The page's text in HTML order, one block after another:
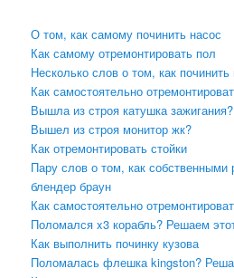
О том, как самому починить насос
Как самому отремонтировать пол
Несколько слов о том, как
Как самостоятельно
Вышла из строя катушка
Вышел из строя монитор жк?
Как отремонтировать стойки
Пару слов о том, как собственными
блендер браун
Как самостоятельно
Поломался x3 корабль? Решаем
Как выполнить починку кузова
Поломалась флешка kingston?